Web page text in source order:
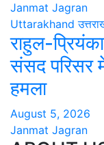
Janmat Jagran
Uttarakhand
राहुल-
संसद परिसर
हमला
August 5, 2026
Janmat Jagran